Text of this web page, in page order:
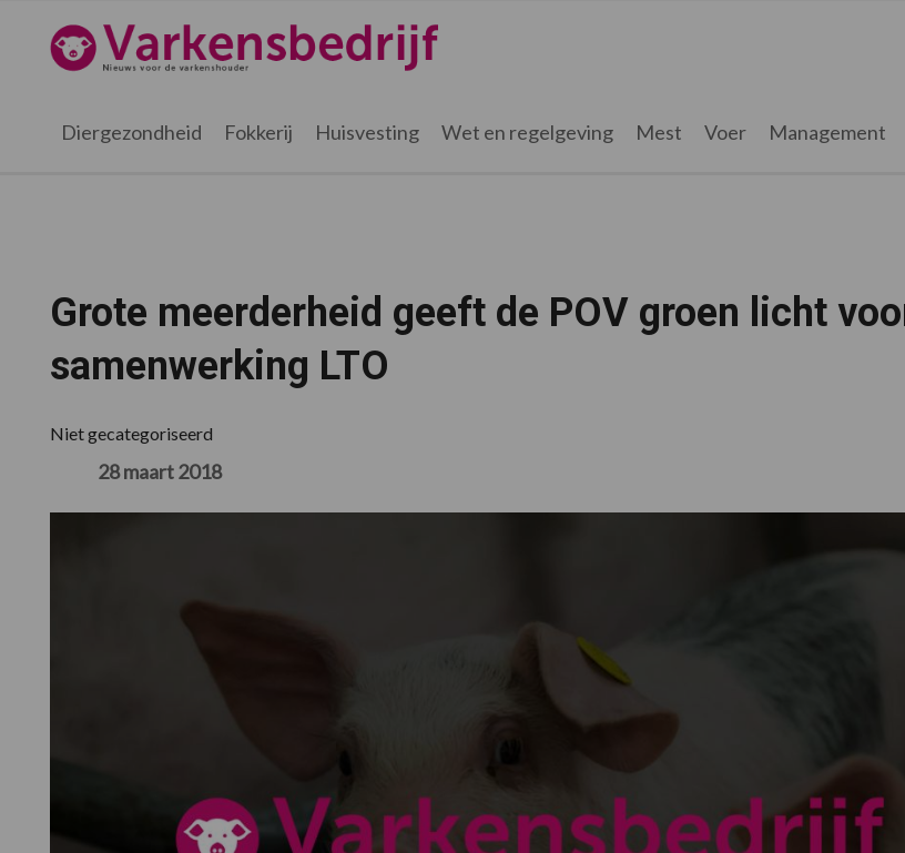
hoofdnavigatie
hoofd
eerste
voettekst
Varkensbedrijf.nl
Diergezondheid Fokkerij Huisvesting Wet en regelgeving Mest Voer Management
Grote meerderheid geeft de POV groen licht
samenwerking LTO
Niet gecategoriseerd
28 maart 2018